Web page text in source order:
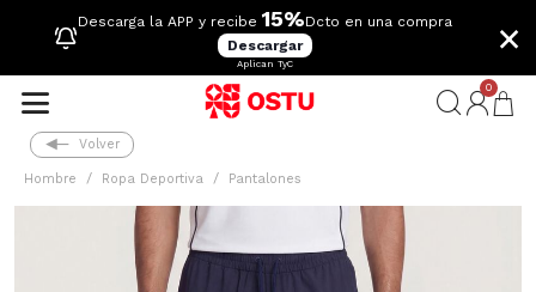
Descarga la APP y recibe 15%Dcto en una compra
Descargar
Aplican TyC
×
0
Volver
Hombre Ropa Deportiva Pantalones